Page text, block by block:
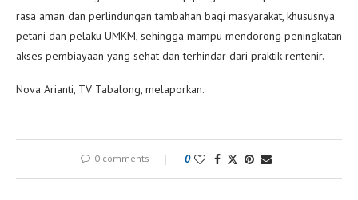
rasa aman dan perlindungan tambahan bagi masyarakat, khususnya
petani dan pelaku UMKM, sehingga mampu mendorong peningkatan
akses pembiayaan yang sehat dan terhindar dari praktik rentenir.
Nova Arianti, TV Tabalong, melaporkan.
0 comments 0